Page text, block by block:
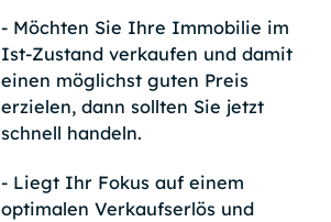
- Möchten Sie Ihre Immobilie im
Ist-Zustand verkaufen und damit
einen möglichst guten Preis
erzielen, dann sollten Sie jetzt
schnell handeln.
- Liegt Ihr Fokus auf einem
optimalen Verkaufserlös und